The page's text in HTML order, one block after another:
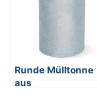
Runde Mülltonne
aus